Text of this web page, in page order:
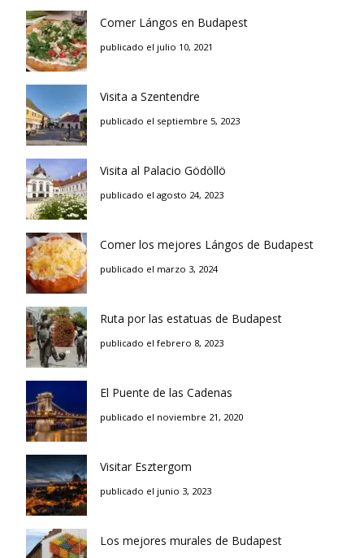
Comer Lángos en Budapest
publicado el julio 10, 2021
Visita a Szentendre
publicado el septiembre 5, 2023
Visita al Palacio Gödöllö
publicado el agosto 24, 2023
Comer los mejores Lángos de Budapest
publicado el marzo 3, 2024
Ruta por las estatuas de Budapest
publicado el febrero 8, 2023
El Puente de las Cadenas
publicado el noviembre 21, 2020
Visitar Esztergom
publicado el junio 3, 2023
Los mejores murales de Budapest